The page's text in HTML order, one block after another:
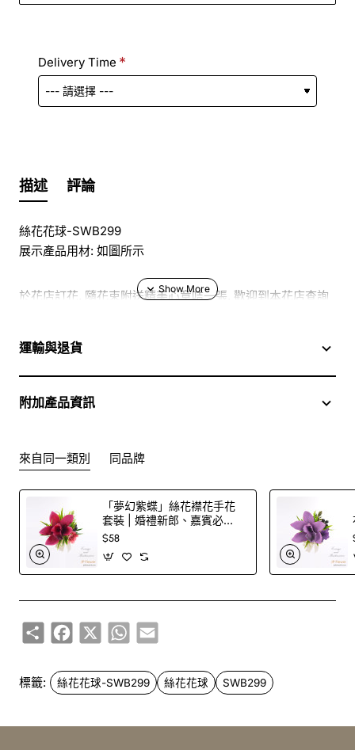
Delivery Time
描述 評論
絲花花球-SWB299
展示產品用材: 如圖所示
於花店訂花, 隨花束附送精美心意咭一張, 歡迎到本花店查詢
此花束價格不適用於(情人節期間 4/2-16/2)
運輸與退貨
附加產品資訊
來自同一類別 同品牌
「夢幻紫蝶」絲花襟花手花
套裝 | 婚禮新郎、嘉賓必
備！
$58
ShareFacebook
X WhatsApp
Email
標籤: 絲花花球-SWB299 絲花花球 SWB299